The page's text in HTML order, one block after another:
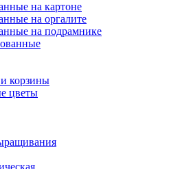
на картоне
на оргалите
на подрамнике
корзины
цветы